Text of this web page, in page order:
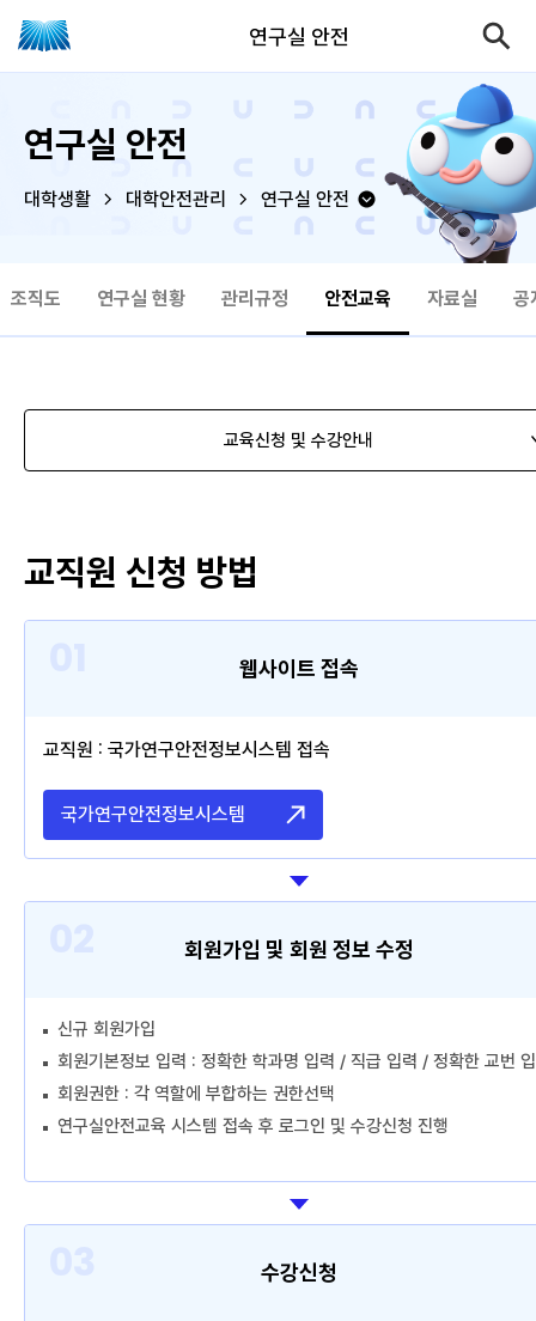
연구실 안전
연구실 안전
대학생활 대학안전관리 연구실 안전
조직도 연구실 현황 관리규정 안전교육 자료실 공
교육신청 및 수강안내
교육신청 및 수강안내
교직원 신청 방법
웹사이트 접속
교직원 : 국가연구안전정보시스템 접속
국가연구안전정보시스템
회원가입 및 회원 정보 수정
신규 회원가입
회원기본정보 입력 : 정확한 학과명 입력 / 직급 입력 / 정확한 교번
회원권한 : 각 역할에 부합하는 권한선택
연구실안전교육 시스템 접속 후 로그인 및 수강신청 진행
수강신청